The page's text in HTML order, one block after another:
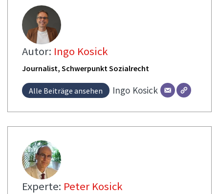
Autor: Ingo Kosick
Journalist, Schwerpunkt Sozialrecht
Alle Beiträge ansehen Ingo Kosick
Experte: Peter Kosick